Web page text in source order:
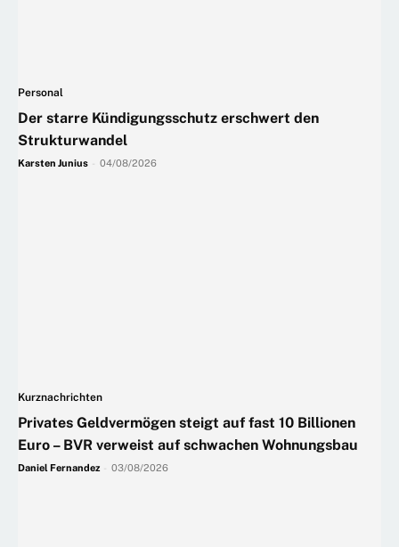
Personal
Der starre Kündigungsschutz erschwert den
Strukturwandel
Karsten Junius 04/08/2026
Kurznachrichten
Privates Geldvermögen steigt auf fast 10 Billionen
Euro – BVR verweist auf schwachen Wohnungsbau
Daniel Fernandez 03/08/2026